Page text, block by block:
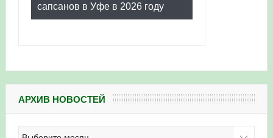
сапсанов в Уфе в 2026 году
АРХИВ НОВОСТЕЙ